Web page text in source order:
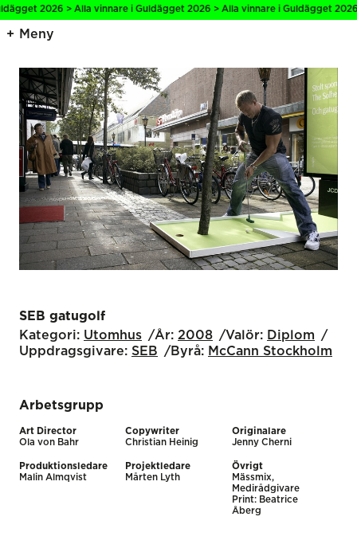
2026 > Alla vinnare i Guldägget 2026 > Alla vinnare i Guldägget
Meny
SEB gatugolf
Kategori: Utomhus År: 2008 Valör: Diplom
Uppdragsgivare: SEB Byrå: McCann Stockholm
Arbetsgrupp
Art Director
Ola von Bahr
Copywriter
Christian Heinig
Originalare
Jenny Cherni
Produktionsledare
Malin Almqvist
Projektledare
Mårten Lyth
Övrigt
Mässmix,
Medirådgivare
Print: Beatrice
Åberg